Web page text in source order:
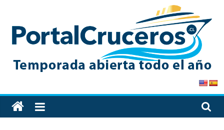
content
PortalCruceros
Toda
la